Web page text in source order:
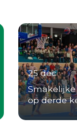
25 dec
op derde